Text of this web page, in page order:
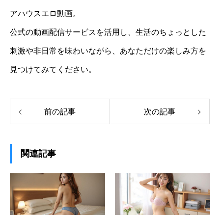
アハウスエロ動画。
公式の動画配信サービスを活用し、生活のちょっとした
刺激や非日常を味わいながら、あなただけの楽しみ方を
見つけてみてください。
前の記事 次の記事
関連記事